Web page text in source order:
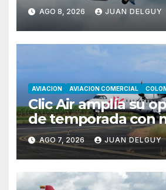
AGO 8, 2026 JUAN DELGUY
AVIACION AVIACION COMERCIAL
Clic Air amplía su
de temporada con
rutas hacia
AGO 7, 2026 JUAN DELGUY